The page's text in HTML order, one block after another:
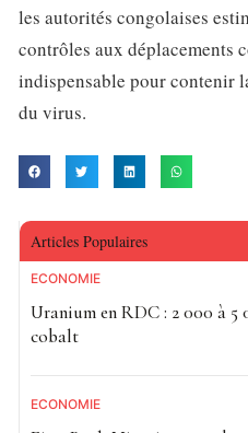
les autorités congolaises
contrôles aux déplacements
indispensable pour contenir
du virus.
Articles Populaires
ECONOMIE
Uranium en RDC : 2 000 à 5
cobalt
ECONOMIE